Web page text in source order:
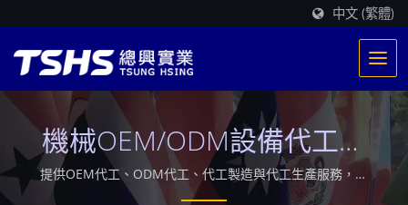
中文 (繁體)
機械OEM/ODM設備代工製
造
提供OEM代工、ODM代工、代工製造與代工生產服務，專
注加工精度與製程品質，承接各式設備代工與組裝製造，協